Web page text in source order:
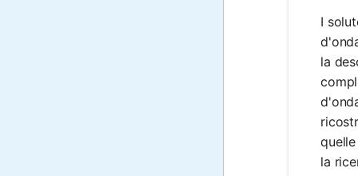
I
la
la